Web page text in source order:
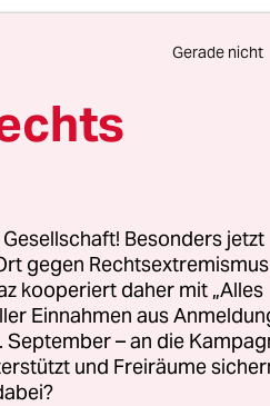
ihr Haus
im
es, dass
dieser
Gerade nicht
Besonders jetzt
gegen Rechtsextremismus
kooperiert daher mit „Alles
Einnahmen aus
September – an die
und Freiräume